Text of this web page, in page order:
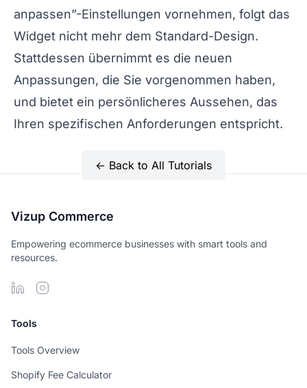
anpassen”-Einstellungen vornehmen, folgt das
Widget nicht mehr dem Standard-Design.
Stattdessen übernimmt es die neuen
Anpassungen, die Sie vorgenommen haben,
und bietet ein persönlicheres Aussehen, das
Ihren spezifischen Anforderungen entspricht.
← Back to All Tutorials
Vizup Commerce
Empowering ecommerce businesses with smart tools and
resources.
Tools
Tools Overview
Shopify Fee Calculator